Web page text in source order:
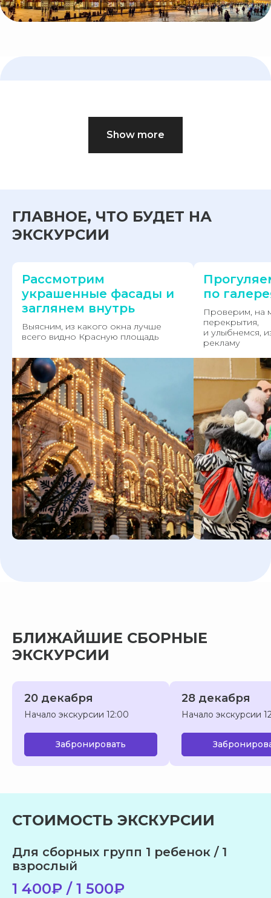
Show more
ГЛАВНОЕ, ЧТО БУДЕТ НА
ЭКСКУРСИИ
Рассмотрим
украшенные фасады и
заглянем внутрь
Выясним, из какого окна лучше
всего видно Красную площадь
по
Проверим, на
перекрытия,
и улыбнемся,
рекламу
БЛИЖАЙШИЕ СБОРНЫЕ
ЭКСКУРСИИ
20 декабря
Начало экскурсии 12:00
Забронировать
28 декабря
Начало экскурсии
СТОИМОСТЬ ЭКСКУРСИИ
Для сборных групп 1 ребенок / 1
взрослый
1 400₽ / 1 500₽
Расскажите, куда хотели бы поехать,
а мы позаботимся обо всем остальном!
Заполните небольшую форму.
ПОМОЖЕМ
ПРОГРАММЫ
Родитель или учитель
Номер телефона